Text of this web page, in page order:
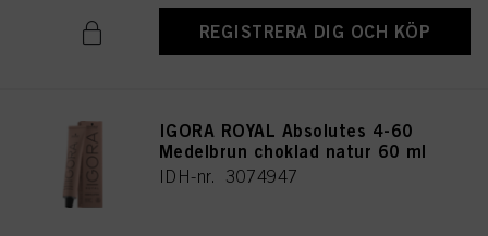
REGISTRERA DIG OCH KÖP
IGORA ROYAL Absolutes 4-60
Medelbrun choklad natur 60 ml
IDH-nr. 3074947